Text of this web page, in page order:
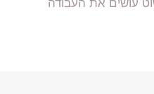
עושים את העבודה